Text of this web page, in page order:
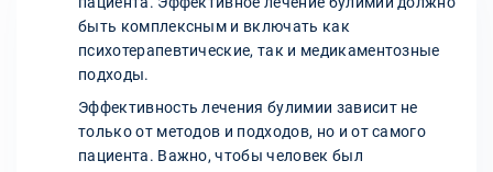
быть комплексным и включать как
психотерапевтические, так и медикаментозные
подходы.
Эффективность лечения булимии зависит не
только от методов и подходов, но и от самого
пациента. Важно, чтобы человек был